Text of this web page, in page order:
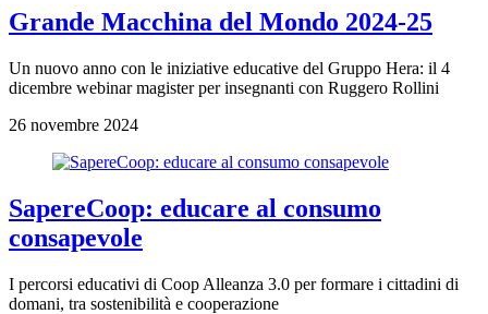
Grande Macchina del Mondo 2024-25
Un nuovo anno con le iniziative educative del Gruppo Hera: il 4
dicembre webinar magister per insegnanti con Ruggero Rollini
26 novembre 2024
SapereCoop: educare al consumo
consapevole
I percorsi educativi di Coop Alleanza 3.0 per formare i cittadini di
domani, tra sostenibilità e cooperazione